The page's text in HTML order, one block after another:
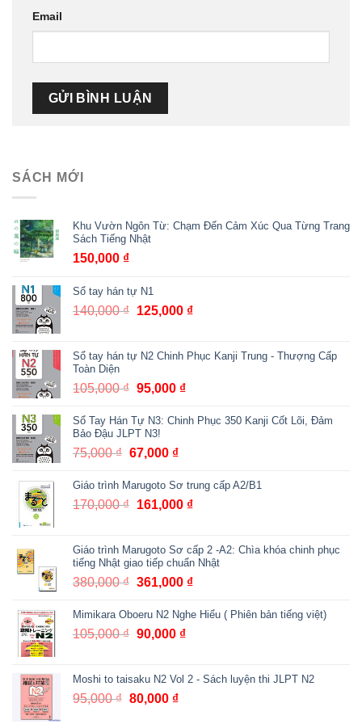
Email
SÁCH MỚI
Khu Vườn Ngôn Từ: Chạm Đến Cảm Xúc Qua Từng Trang
Sách Tiếng Nhật
150,000 ₫
Sổ tay hán tự N1
140,000₫ Giá
140,000 ₫.
125,000 ₫Giá
là:
Sổ tay hán tự N2 Chinh Phục Kanji Trung - Thượng Cấp
Toàn Diện
105,000₫ Giá
là:
105,000 ₫.
95,000 ₫Giá
tại
Sổ Tay Hán Tự N3: Chinh Phục 350 Kanji Cốt Lõi, Đảm
Bảo Đậu JLPT N3!
75,000₫ Giá
là:
75,000 ₫.
67,000 ₫Giá
tại
là:
Giáo trình Marugoto Sơ trung cấp A2/B1
170,000₫ Giá
170,000 ₫.
161,000 ₫Giá
là:
161,000 ₫.
Giáo trình Marugoto Sơ cấp 2 -A2: Chìa khóa chinh phục
tiếng Nhật giao tiếp chuẩn Nhật
380,000₫ Giá
là:
380,000 ₫.
361,000 ₫Giá
tại
Mimikara Oboeru N2 Nghe Hiểu ( Phiên bản tiếng việt)
105,000₫ Giá
105,000 ₫.
90,000 ₫Giá
là:
Moshi to taisaku N2 Vol 2 - Sách luyện thi JLPT N2
95,000₫ Giá
80,000 ₫Giá